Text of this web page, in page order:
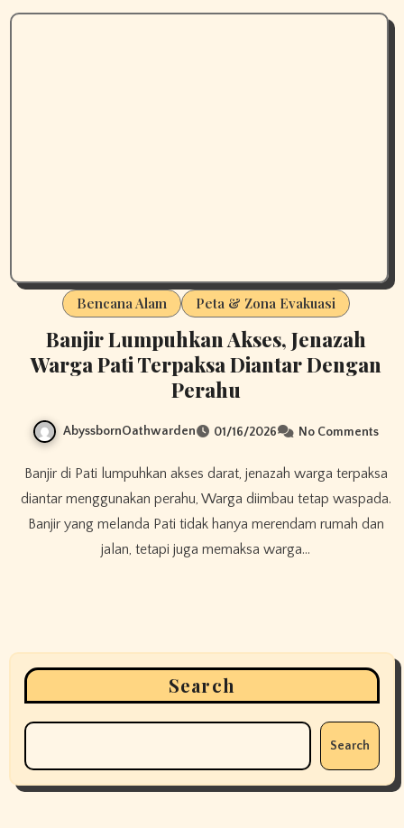
Bencana Alam Peta & Zona Evakuasi
Banjir Lumpuhkan Akses, Jenazah
Warga Pati Terpaksa Diantar Dengan
Perahu
AbyssbornOathwarden 01/16/2026 No Comments
Banjir di Pati lumpuhkan akses darat, jenazah warga terpaksa
diantar menggunakan perahu, Warga diimbau tetap waspada.
Banjir yang melanda Pati tidak hanya merendam rumah dan
jalan, tetapi juga memaksa warga…
Search
Search